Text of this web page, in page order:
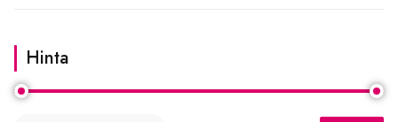
Hinta